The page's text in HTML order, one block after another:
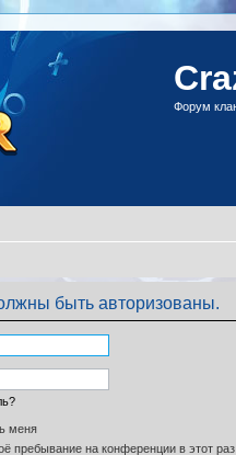
Форум
быть авторизованы.
меня
пребывание на конференции в этот раз